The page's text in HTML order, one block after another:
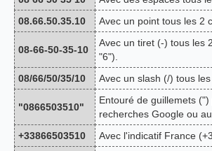
08.66.50.35.10
Avec un point tous les 2
08-66-50-35-10
Avec un tiret (-) tous les
"6").
08/66/50/35/10
Avec un slash (/) tous les
"0866503510"
Entouré de guillemets (")
recherches Google ou
+33866503510
Avec l'indicatif France